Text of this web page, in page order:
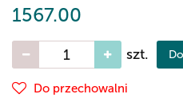
1567.00
szt.
Do przechowalni